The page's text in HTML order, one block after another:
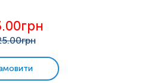
ранні ознаки...
.00грн